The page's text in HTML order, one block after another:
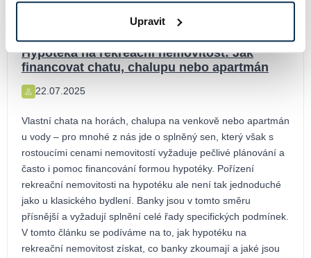
Upravit
Hypotéka na rekreační nemovitost: Jak
financovat chatu, chalupu nebo apartmán
22.07.2025
Vlastní chata na horách, chalupa na venkově nebo apartmán
u vody – pro mnohé z nás jde o splněný sen, který však s
rostoucími cenami nemovitostí vyžaduje pečlivé plánování a
často i pomoc financování formou hypotéky. Pořízení
rekreační nemovitosti na hypotéku ale není tak jednoduché
jako u klasického bydlení. Banky jsou v tomto směru
přísnější a vyžadují splnění celé řady specifických podmínek.
V tomto článku se podíváme na to, jak hypotéku na
rekreační nemovitost získat, co banky zkoumají a jaké jsou